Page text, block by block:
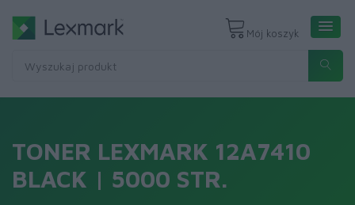
Mój koszyk
TONER LEXMARK 12A7410
BLACK | 5000 STR.